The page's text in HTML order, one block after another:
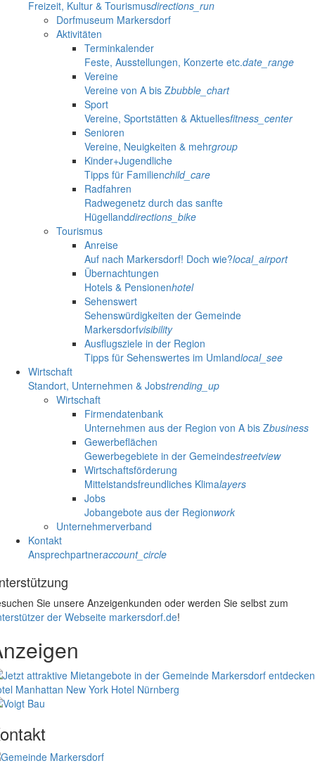
Freizeit, Kultur & Tourismusdirections_run
Dorfmuseum Markersdorf
Aktivitäten
Terminkalender
Feste, Ausstellungen, Konzerte etc.date_range
Vereine
Vereine von A bis Zbubble_chart
Sport
Vereine, Sportstätten & Aktuellesfitness_center
Senioren
Vereine, Neuigkeiten & mehrgroup
Kinder+Jugendliche
Tipps für Familienchild_care
Radfahren
Radwegenetz durch das sanfte
Hügellanddirections_bike
Tourismus
Anreise
Auf nach Markersdorf! Doch wie?local_airport
Übernachtungen
Hotels & Pensionenhotel
Sehenswert
Sehenswürdigkeiten der Gemeinde
Markersdorfvisibility
Ausflugsziele in der Region
Tipps für Sehenswertes im Umlandlocal_see
Wirtschaft
Standort, Unternehmen & Jobstrending_up
Wirtschaft
Firmendatenbank
Unternehmen aus der Region von A bis Zbusiness
Gewerbeflächen
Gewerbegebiete in der Gemeindestreetview
Wirtschaftsförderung
Mittelstandsfreundliches Klimalayers
Jobs
Jobangebote aus der Regionwork
Unternehmerverband
Kontakt
Ansprechpartneraccount_circle
Sie unsere Anzeigenkunden oder werden Sie selbst zum
der Webseite markersdorf.de!
Manhattan New York Hotel Nürnberg